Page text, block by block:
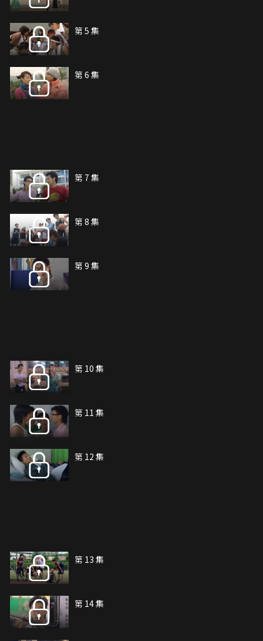
第 5 集
第 6 集
第 7 集
第 8 集
第 9 集
第 10 集
第 11 集
第 12 集
第 13 集
第 14 集